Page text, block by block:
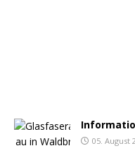
05. August